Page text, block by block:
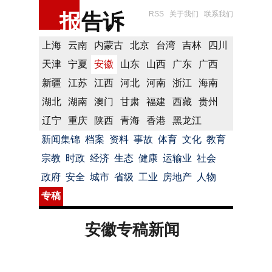
报告诉 RSS 关于我们 联系我们
上海 云南 内蒙古 北京 台湾 吉林
四川
天津
宁夏 安徽 山东 山西 广东
广西
新疆
江苏 江西 河北 河南 浙江
海南
湖北
湖南 澳门 甘肃 福建 西藏
贵州
辽宁
重庆 陕西 青海 香港
黑龙江
新闻集锦 档案 资料 事故 体育 文化 教育
宗教 时政 经济 生态 健康 运输业 社会
政府 安全 城市 省级 工业 房地产
人物
专稿
安徽专稿新闻